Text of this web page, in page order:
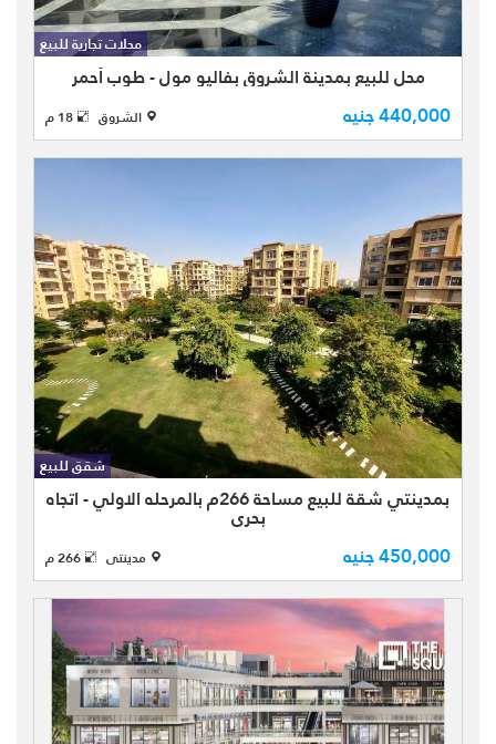
محل للبيع بمدينة الشروق بفاليو مول -
طوب أحمر - بمساحة 18 متر - بالطابق
الثاني - يتميز بقربه من كومباوند دار مصر
وطريق الحرية
محلات تجارية للبيع
محل للبيع بمدينة الشروق بفاليو مول - طوب أحمر
440,000 جنيه الشروق 18 م
شقه للبيع كاش في مدينتي b1
بمجموعه 15 المميزه الشقه بتشطبات
الشركه نموذج (600) بمساحه كليه 266
متر مـقسمــه الـي:- ( 3 غرف نوم منهم
غرفه ماستر بحمام خاص و دريسنج ...
شقق للبيع
بمدينتي شقة للبيع مساحة 266م بالمرحله الاولي - اتجاه
بحري
450,000 جنيه مدينتى 266 م